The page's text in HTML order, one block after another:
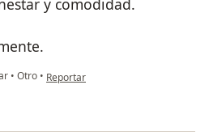
y comodidad.
• Otro • en opinión del usuario Pilar
Reportar